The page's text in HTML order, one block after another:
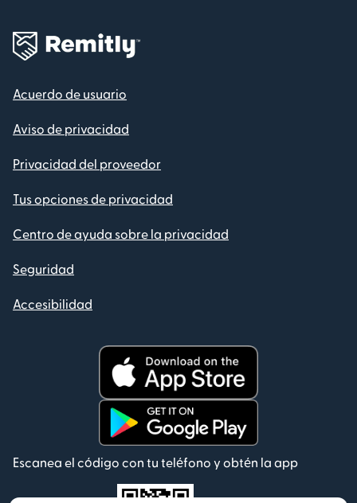
Acuerdo de usuario
Aviso de privacidad
Privacidad del proveedor
Tus opciones de privacidad
Centro de ayuda sobre la privacidad
Seguridad
Accesibilidad
Escanea el código con tu teléfono y obtén la app